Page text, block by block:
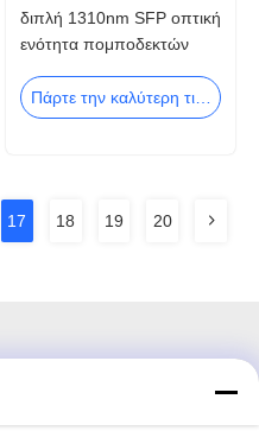
διπλή 1310nm SFP οπτική
ενότητα πομποδεκτών
Πάρτε την καλύτερη τιμή
17 18 19 20
Wuhe Blvd, Guanlan Longhua,